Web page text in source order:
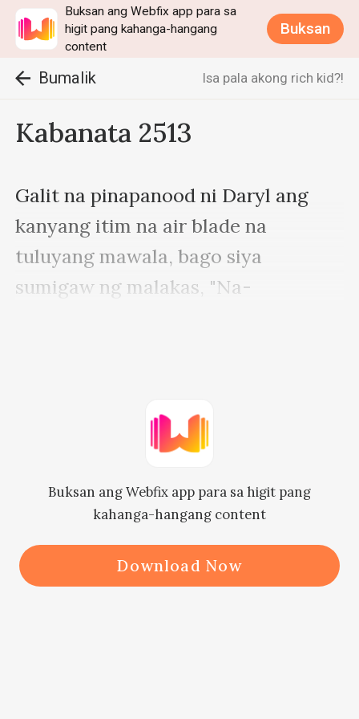
Buksan ang Webfix app para sa
higit pang kahanga-hangang
content
Buksan
Bumalik Isa pala akong rich kid?!
Kabanata 2513
Galit na pinapanood ni Daryl ang
kanyang itim na air blade na
tuluyang mawala, bago siya
sumigaw ng malakas, "Na-
sobrang galit, kaya sinamantala ni
Gerald ang pagkakataong sumigaw,
Kasunod ito ay isang naglalagablab
na liwanag ang nagliwanag sa buong
kalangitan...! Sumabog ang energy
Buksan ang Webfix app para sa higit pang
kahanga-hangang content
Download Now